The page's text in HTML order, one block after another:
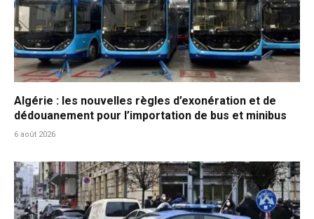
Algérie : les nouvelles règles d’exonération et de
dédouanement pour l’importation de bus et minibus
6 août 2026